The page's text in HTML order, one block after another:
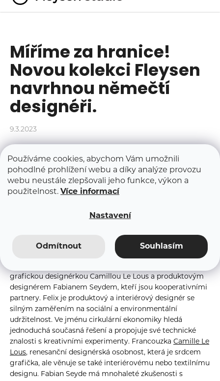
Používáme cookies, abychom Vám umožnili
pohodlné prohlížení webu a díky analýze provozu
webu neustále zlepšovali jeho funkce, výkon a
použitelnost. Více informací
Nastavení
Odmítnout Souhlasím
Přejít
Míříme za hranice!
Novou kolekci Fleysen
navrhnou němečtí
designéři.
9.3.2023
Filipem Mirbauerem a Michalem Strachem, kteří zůstávají
na pozici art direktorů Fleysen jsme se letos rozhodli
trochu překvapit a vyrazili jsme pro inspiraci za hranice.
Nejnovější kolekci nábytku navrhne německé designové
Příští stanice: Lipsko
Felix Wissing z lipského studia eigenform
grafickou designérkou Camillou Le Lous a produktovým
designérem Fabianem Seydem, kteří jsou kooperativními
partnery. Felix je produktový a interiérový designér se
silným zaměřením na sociální a environmentální
udržitelnost. Ve jménu cirkulární ekonomiky hledá
jednoduchá současná řešení a propojuje své technické
znalosti s kreativními experimenty. Francouzka Camille Le
Lous, renesanční designérská osobnost, která je srdcem
grafička, ale věnuje se také interiérovému nebo textilnímu
designu. Fabian Seyde má mnohaleté zkušenosti s
C
o
p
o
t
ř
e
b
u
j
e
t
t
?